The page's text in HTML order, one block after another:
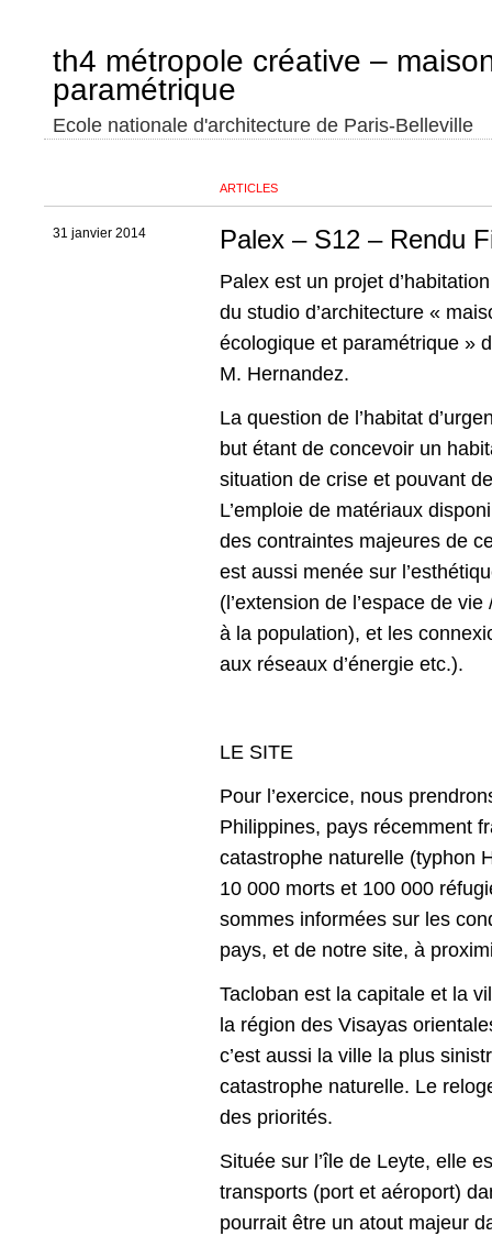
th4 métropole créative –
paramétrique
Ecole nationale d'architecture de Paris-Belleville
ARTICLES
31 janvier 2014 Palex – S12 – Rendu
Palex est un projet
du studio d’architecture «
écologique et paramétrique »
M. Hernandez.
La question de l’habitat
but étant de concevoir un
situation de crise et pouvant
L’emploie de matériaux
des contraintes majeures de
est aussi menée sur
(l’extension de l’espace de
à la population), et les
aux réseaux d’énergie etc.).
LE SITE
Pour l’exercice, nous
Philippines, pays récemment
catastrophe naturelle (typhon
10 000 morts et 100 000
sommes informées sur les
pays, et de notre site, à
Tacloban est la capitale et la
la région des Visayas
c’est aussi la ville la plus
catastrophe naturelle. Le
des priorités.
Située sur l’île de Leyte, elle
transports (port et aéroport)
pourrait être un atout majeur